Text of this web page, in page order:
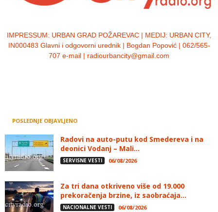
IMPRESSUM: URBAN GRAD POŽAREVAC | MEDIJ: URBAN CITY,
IN000483 Glavni i odgovorni urednik | Bogdan Popović | 062/565-
707 e-mail | radiourbancity@gmail.com
POSLEDNJE OBJAVLJENO
Radovi na auto-putu kod Smedereva i na
deonici Vodanj – Mali...
SERVISNE VESTI 06/08/2026
Za tri dana otkriveno više od 19.000
prekoračenja brzine, iz saobraćaja...
NACIONALNE VESTI 06/08/2026